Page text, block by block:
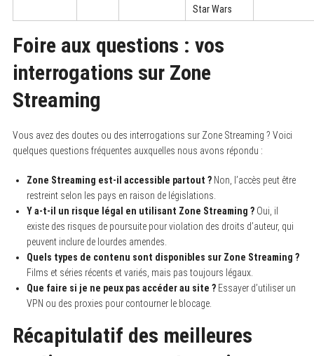
Star Wars
Foire aux questions : vos
interrogations sur Zone
Streaming
Vous avez des doutes ou des interrogations sur Zone Streaming ? Voici
quelques questions fréquentes auxquelles nous avons répondu :
Zone Streaming est-il accessible partout ?Non, l’accès peut être
restreint selon les pays en raison de législations.
Y a-t-il un risque légal en utilisant Zone Streaming ?Oui, il
existe des risques de poursuite pour violation des droits d’auteur, qui
peuvent inclure de lourdes amendes.
Quels types de contenu sont disponibles sur Zone Streaming ?
Films et séries récents et variés, mais pas toujours légaux.
Que faire si je ne peux pas accéder au site ?Essayer d’utiliser un
VPN ou des proxies pour contourner le blocage.
Récapitulatif des meilleures